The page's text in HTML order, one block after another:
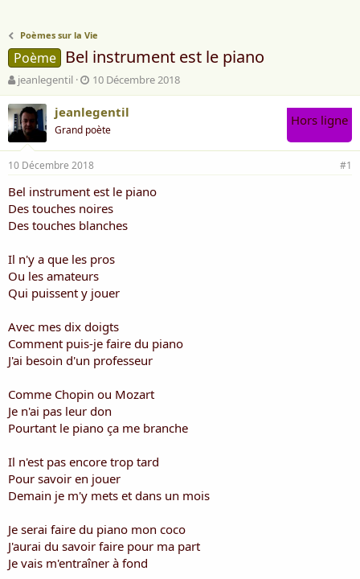
Poèmes sur la Vie
Poème Bel instrument est le piano
A
u
t
e
u
r
d
e
l
a
d
c
u
s
i
o
n
jeanlegentil
D
a
t
e
d
e
d
é
b
u
t
10 Décembre 2018
jeanlegentil
Grand poète
Hors ligne
10 Décembre 2018 #1
Bel instrument est le piano
Des touches noires
Des touches blanches
Il n'y a que les pros
Ou les amateurs
Qui puissent y jouer
Avec mes dix doigts
Comment puis-je faire du piano
J'ai besoin d'un professeur
Comme Chopin ou Mozart
Je n'ai pas leur don
Pourtant le piano ça me branche
Il n'est pas encore trop tard
Pour savoir en jouer
Demain je m'y mets et dans un mois
Je serai faire du piano mon coco
J'aurai du savoir faire pour ma part
Je vais m'entraîner à fond